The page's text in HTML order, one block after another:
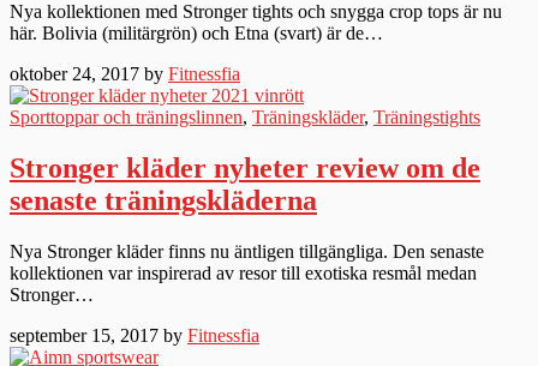
Nya kollektionen med Stronger tights och snygga crop tops är nu
här. Bolivia (militärgrön) och Etna (svart) är de…
oktober 24, 2017 by Fitnessfia
Sporttoppar och träningslinnen, Träningskläder, Träningstights
Stronger kläder nyheter review om de
senaste träningskläderna
Nya Stronger kläder finns nu äntligen tillgängliga. Den senaste
kollektionen var inspirerad av resor till exotiska resmål medan
Stronger…
september 15, 2017 by Fitnessfia